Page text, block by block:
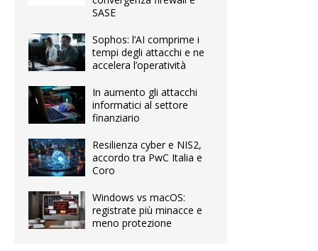
SASE
Sophos: l’AI comprime i
tempi degli attacchi e ne
accelera l’operatività
In aumento gli attacchi
informatici al settore
finanziario
Resilienza cyber e NIS2,
accordo tra PwC Italia e
Coro
Windows vs macOS:
registrate più minacce e
meno protezione